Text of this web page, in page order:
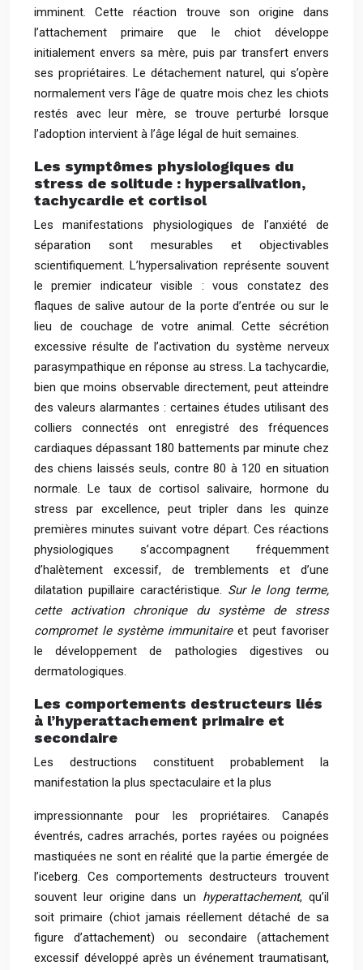
imminent. Cette réaction trouve son origine dans
l’attachement primaire que le chiot développe
initialement envers sa mère, puis par transfert envers
ses propriétaires. Le détachement naturel, qui s’opère
normalement vers l’âge de quatre mois chez les chiots
restés avec leur mère, se trouve perturbé lorsque
l’adoption intervient à l’âge légal de huit semaines.
Les symptômes physiologiques du
stress de solitude : hypersalivation,
tachycardie et cortisol
Les manifestations physiologiques de l’anxiété de
séparation sont mesurables et objectivables
scientifiquement. L’hypersalivation représente souvent
le premier indicateur visible : vous constatez des
flaques de salive autour de la porte d’entrée ou sur le
lieu de couchage de votre animal. Cette sécrétion
excessive résulte de l’activation du système nerveux
parasympathique en réponse au stress. La tachycardie,
bien que moins observable directement, peut atteindre
des valeurs alarmantes : certaines études utilisant des
colliers connectés ont enregistré des fréquences
cardiaques dépassant 180 battements par minute chez
des chiens laissés seuls, contre 80 à 120 en situation
normale. Le taux de cortisol salivaire, hormone du
stress par excellence, peut tripler dans les quinze
premières minutes suivant votre départ. Ces réactions
physiologiques s’accompagnent fréquemment
d’halètement excessif, de tremblements et d’une
dilatation pupillaire caractéristique. Sur le long terme,
cette activation chronique du système de stress
compromet le système immunitaireet peut favoriser
le développement de pathologies digestives ou
dermatologiques.
Les comportements destructeurs liés
à l’hyperattachement primaire et
secondaire
Les destructions constituent probablement la
manifestation la plus spectaculaire et la plus
impressionnante pour les propriétaires. Canapés
éventrés, cadres arrachés, portes rayées ou poignées
mastiquées ne sont en réalité que la partie émergée de
l’iceberg. Ces comportements destructeurs trouvent
souvent leur origine dans un hyperattachement, qu’il
soit primaire (chiot jamais réellement détaché de sa
figure d’attachement) ou secondaire (attachement
excessif développé après un événement traumatisant,